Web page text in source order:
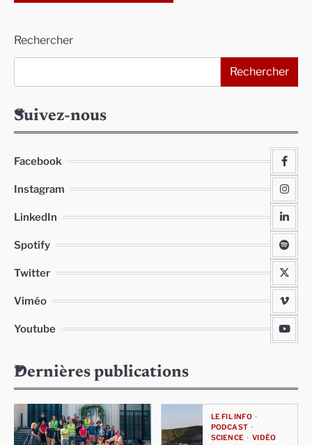
Rechercher
Rechercher
Suivez-nous
Facebook
Instagram
LinkedIn
Spotify
Twitter
Viméo
Youtube
Dernières publications
LE FIL INFO
PODCAST
SCIENCE
VIDÉO